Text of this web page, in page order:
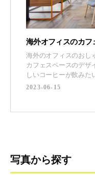
海外オフィスのカフ
海外のオフィスのおし
カフェスペースのデザインが知り
しいコーヒーが飲みたい。 近くのコーヒーショップ
のもいいけど、会社の
2023-06-15
写真から探す